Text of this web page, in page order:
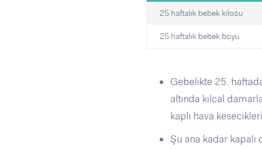
25 haftalık bebek kilosu
25 haftalık bebek boyu
Gebelikte 25.
altında kılcal
kaplı hava
Şu ana kadar